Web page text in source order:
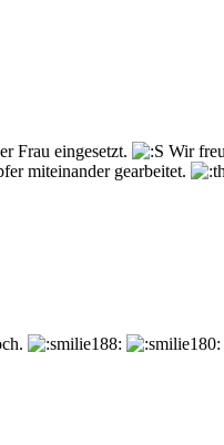
Frau eingesetzt. Wir
miteinander gearbeitet.